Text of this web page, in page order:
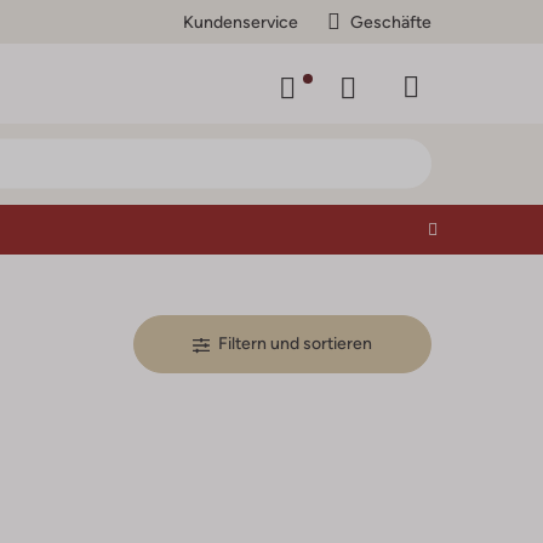
Kundenservice Geschäfte
Filtern und sortieren